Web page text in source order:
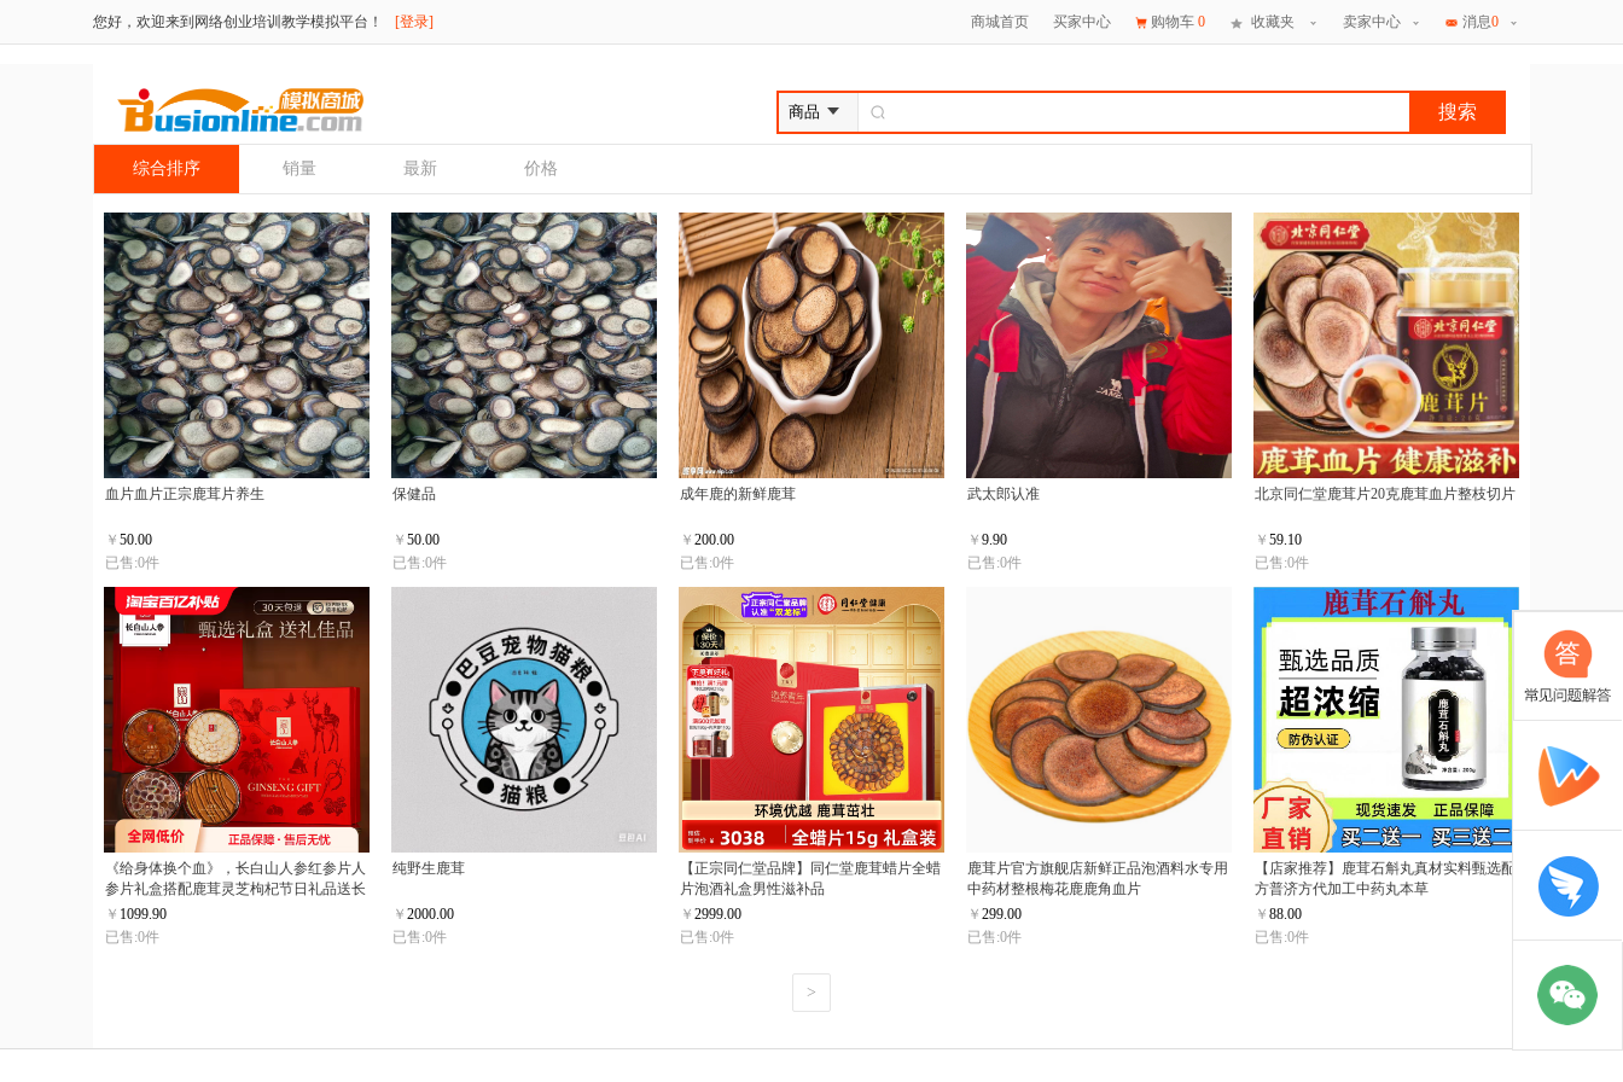
您好，欢迎来到网络创业培训教学模拟平台！ [登录] 商城首页 买家中心 购物车 0 收藏夹 卖家中心 消息0
消息 ×
搜索
综合排序 销量 最新 价格
血片血片正宗鹿茸片养生
￥ 50.00
已售:0件
保健品
￥ 50.00
已售:0件
成年鹿的新鲜鹿茸
￥ 200.00
已售:0件
武太郎认准
￥ 9.90
已售:0件
北京同仁堂鹿茸片20克鹿茸血片整枝切片
￥ 59.10
已售:0件
《给身体换个血》，长白山人参红参片人
参片礼盒搭配鹿茸灵芝枸杞节日礼品送长
辈礼盒
￥ 1099.90
已售:0件
纯野生鹿茸
￥ 2000.00
已售:0件
【正宗同仁堂品牌】同仁堂鹿茸蜡片全蜡
片泡酒礼盒男性滋补品
￥ 2999.00
已售:0件
鹿茸片官方旗舰店新鲜正品泡酒料水专用
中药材整根梅花鹿鹿角血片
￥ 299.00
已售:0件
【店家推荐】鹿茸石斛丸真材实料甄选配
方普济方代加工中药丸本草
￥ 88.00
已售:0件
>